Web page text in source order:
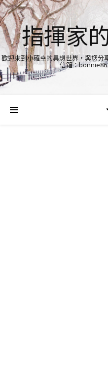
指揮家
歡迎來到小確幸的異想世界，與您分
信箱：